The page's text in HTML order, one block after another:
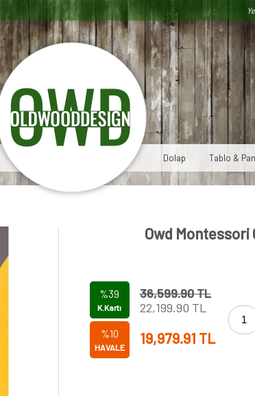
Dolap Tablo &
Owd Montessori
%39
K.Kartı
36,599.90 TL
22,199.90 TL
%10
HAVALE
19,979.91 TL